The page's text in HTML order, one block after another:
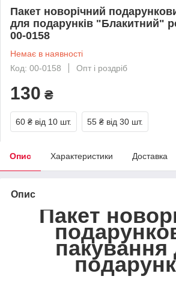
Пакет новорічний
для подарунків "Блакитний"
00-0158
Немає в наявності
Код: 00-0158
Опт і роздріб
130 ₴
60 ₴ від 10 шт. 55 ₴ від 30 шт.
Опис Характеристики Доставка
Опис
Пакет
пакування